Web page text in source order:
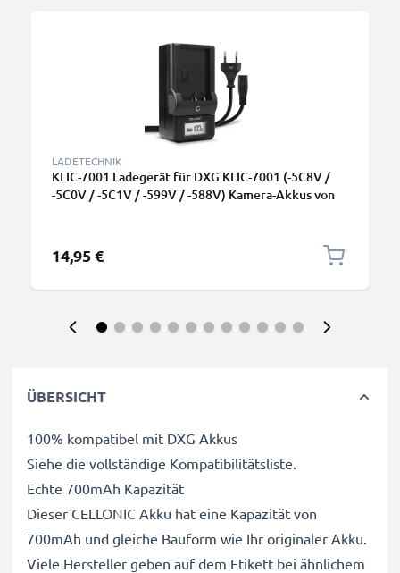
LADETECHNIK
KLIC-7001 Ladegerät für DXG KLIC-7001 (-5C8V /
-5C0V / -5C1V / -599V / -588V) Kamera-Akkus von
14,95 €
ÜBERSICHT
100% kompatibel mit DXG Akkus
Siehe die vollständige Kompatibilitätsliste.
Echte 700mAh Kapazität
Dieser CELLONIC Akku hat eine Kapazität von
700mAh und gleiche Bauform wie Ihr originaler Akku.
Viele Hersteller geben auf dem Etikett bei ähnlichem